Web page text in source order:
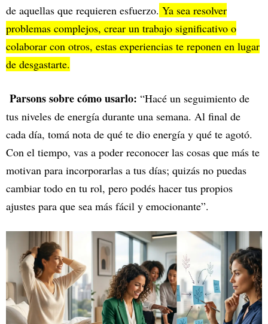
de aquellas que requieren esfuerzo. Ya sea resolver
problemas complejos, crear un trabajo significativo o
colaborar con otros, estas experiencias te reponen en lugar
de desgastarte.
Parsons sobre cómo usarlo: “Hacé un seguimiento de
tus niveles de energía durante una semana. Al final de
cada día, tomá nota de qué te dio energía y qué te agotó.
Con el tiempo, vas a poder reconocer las cosas que más te
motivan para incorporarlas a tus días; quizás no puedas
cambiar todo en tu rol, pero podés hacer tus propios
ajustes para que sea más fácil y emocionante”.